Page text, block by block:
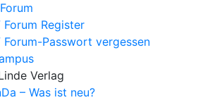
Forum Register
Forum-Passwort vergessen
Verlag
– Was ist neu?